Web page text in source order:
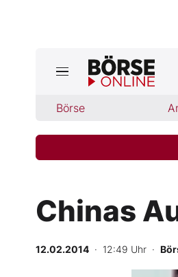
Börse
Börse
Abo & Shop
BO-
Chinas
12.02.2014 · 12:49 Uhr ·